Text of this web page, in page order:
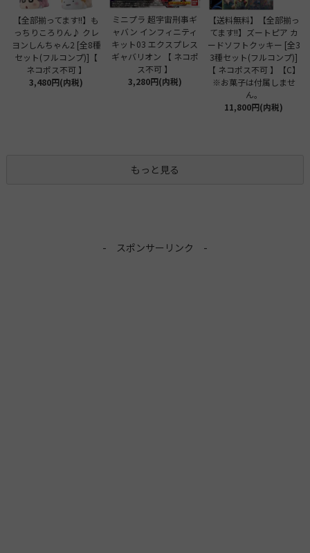
【全部揃ってます!!】も
っちりころりん♪ クレ
ヨンしんちゃん2 [全8種
セット(フルコンプ)]【
ネコポス不可 】
3,480円(内税)
ミニプラ 超宇宙刑事ギ
ャバン インフィニティ
キット03 エクスプレス
ギャバリオン 【 ネコポ
ス不可 】
3,280円(内税)
【送料無料】【全部揃っ
てます!!】ズートピア カ
ードソフトクッキー [全3
3種セット(フルコンプ)]
【 ネコポス不可 】【C】
※お菓子は付属しませ
ん。
11,800円(内税)
もっと見る
- スポンサーリンク -